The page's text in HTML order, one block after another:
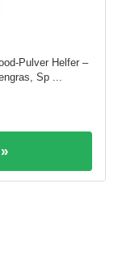
Pulver Helfer –
Sp ...